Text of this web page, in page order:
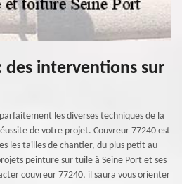
des interventions sur
les diverses techniques de la
de votre projet. Couvreur 77240 est
les tailles de chantier, du plus petit au
peinture sur tuile à Seine Port et ses
couvreur 77240, il saura vous orienter